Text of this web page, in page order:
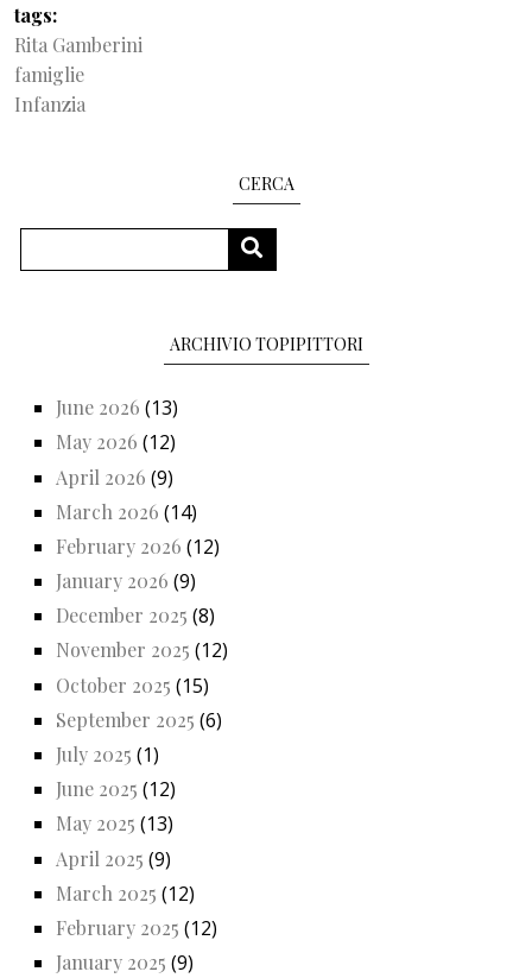
tags
Rita Gamberini
famiglie
Infanzia
CERCA
SEARCH
ARCHIVIO TOPIPITTORI
June 2026 (13)
May 2026 (12)
April 2026 (9)
March 2026 (14)
February 2026 (12)
January 2026 (9)
December 2025 (8)
November 2025 (12)
October 2025 (15)
September 2025 (6)
July 2025 (1)
June 2025 (12)
May 2025 (13)
April 2025 (9)
March 2025 (12)
February 2025 (12)
January 2025 (9)